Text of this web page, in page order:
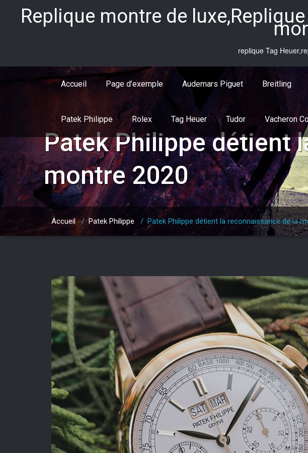
contentReplique montre de
replique Tag
Accueil Page d’exemple Audemars Piguet Breitling
Patek Philippe Rolex Tag Heuer Tudor Vacheron
Patek Philippe détient
montre 2020
Accueil/Patek Philippe / Patek Philippe détient la reconnaissance de la